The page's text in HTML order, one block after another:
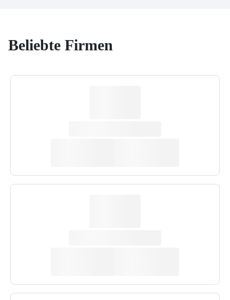
Beliebte Firmen